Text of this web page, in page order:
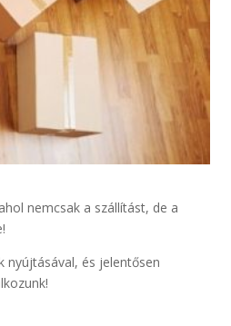
nemcsak a szállítást, de a
nyújtásával, és jelentősen